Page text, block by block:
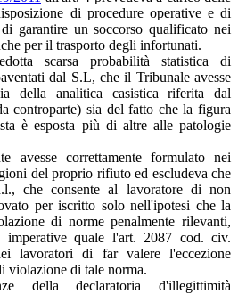
di procedure operative e di
garantire un soccorso qualificato nei
per il trasporto degli infortunati.
scarsa probabilità statistica di
dal S.L, che il Tribunale avesse
della analitica casistica riferita dal
controparte) sia del fatto che la figura
è esposta più di altre alle patologie
avesse correttamente formulato nei
del proprio rifiuto ed escludeva che
che consente al lavoratore di non
per iscritto solo nell'ipotesi che la
di norme penalmente rilevanti,
imperative quale l'art. 2087 cod. civ.
lavoratori di far valere l'eccezione
violazione di tale norma.
della declaratoria d'illegittimità